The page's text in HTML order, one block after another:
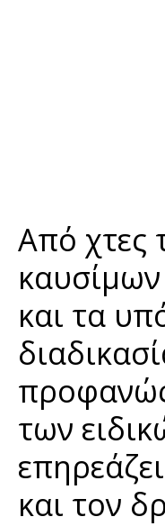
Από χτες
και τα
των
και τον